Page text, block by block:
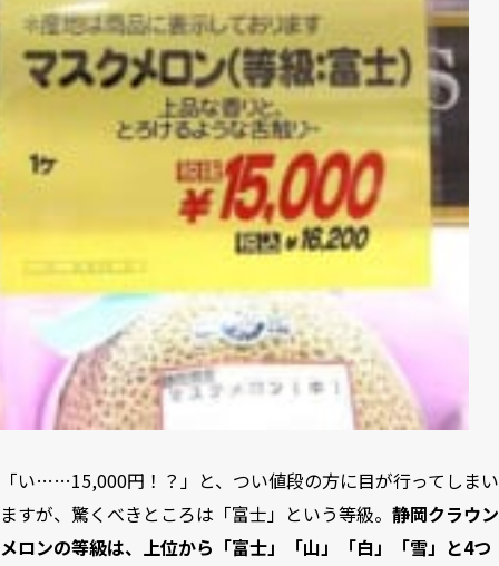
「い……15,000円！？」と、つい値段の方に目が行ってしまい
ますが、驚くべきところは「富士」という等級。 静岡クラウン
メロンの等級は、上位から「富士」「山」「白」「雪」と4つ